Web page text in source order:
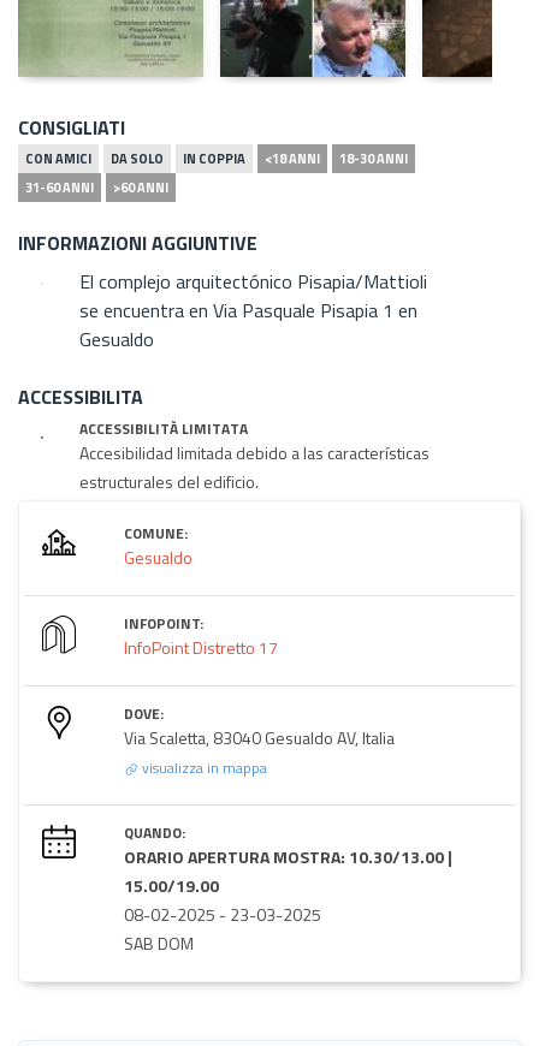
CONSIGLIATI
CON AMICI DA SOLO IN COPPIA <18 ANNI
18-30 ANNI
31-60 ANNI
>60 ANNI
INFORMAZIONI AGGIUNTIVE
El complejo arquitectónico Pisapia/Mattioli
se encuentra en Via Pasquale Pisapia 1 en
Gesualdo
ACCESSIBILITA
ACCESSIBILITÀ LIMITATA
Accesibilidad limitada debido a las características
estructurales del edificio.
COMUNE:
Gesualdo
INFOPOINT:
InfoPoint Distretto 17
DOVE:
Via Scaletta, 83040 Gesualdo AV, Italia
visualizza in mappa
QUANDO:
ORARIO APERTURA MOSTRA: 10.30/13.00 |
15.00/19.00
08-02-2025 -23-03-2025
SAB DOM